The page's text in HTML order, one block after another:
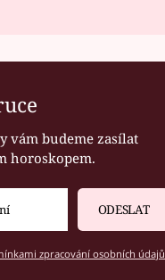
vám budeme zasílat
horoskopem.
ODESLAT
zpracování osobních údajů